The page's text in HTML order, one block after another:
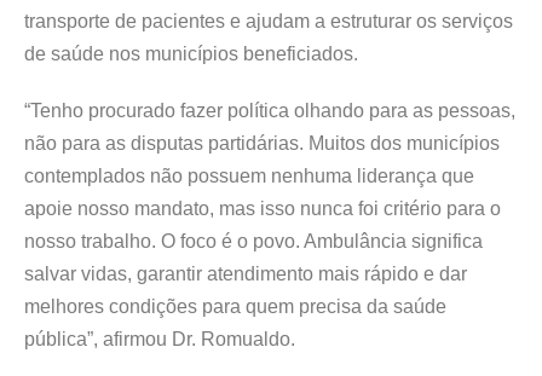
transporte de pacientes e ajudam a estruturar os serviços
de saúde nos municípios beneficiados.
“Tenho procurado fazer política olhando para as pessoas,
não para as disputas partidárias. Muitos dos municípios
contemplados não possuem nenhuma liderança que
apoie nosso mandato, mas isso nunca foi critério para o
nosso trabalho. O foco é o povo. Ambulância significa
salvar vidas, garantir atendimento mais rápido e dar
melhores condições para quem precisa da saúde
pública”, afirmou Dr. Romualdo.